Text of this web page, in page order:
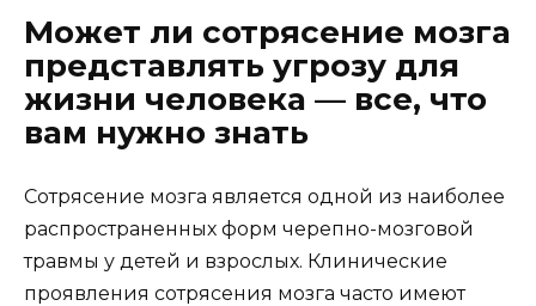
Может ли сотрясение мозга
представлять угрозу для
жизни человека — все, что
вам нужно знать
Сотрясение мозга является одной из наиболее
распространенных форм черепно-мозговой
травмы у детей и взрослых. Клинические
проявления сотрясения мозга часто имеют